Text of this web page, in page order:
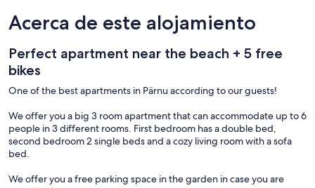
Acerca de este alojamiento
Perfect apartment near the beach + 5 free
bikes
One of the best apartments in Pärnu according to our guests!
We offer you a big 3 room apartment that can accommodate up to 6
people in 3 different rooms. First bedroom has a double bed,
second bedroom 2 single beds and a cozy living room with a sofa
bed.
We offer you a free parking space in the garden in case you are